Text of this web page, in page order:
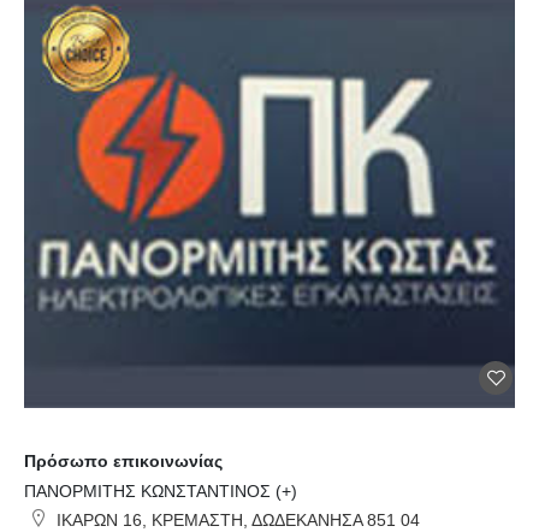
Πρόσωπο επικοινωνίας
ΠΑΝΟΡΜΙΤΗΣ ΚΩΝΣΤΑΝΤΙΝΟΣ (+)
ΙΚΑΡΩΝ 16, ΚΡΕΜΑΣΤΗ, ΔΩΔΕΚΑΝΗΣΑ 851 04